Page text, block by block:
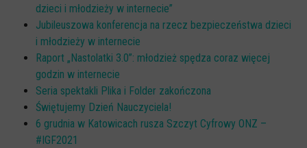
dzieci i młodzieży w internecie”
Jubileuszowa konferencja na rzecz bezpieczeństwa dzieci
i młodzieży w internecie
Raport „Nastolatki 3.0”: młodzież spędza coraz więcej
godzin w internecie
Seria spektakli Plika i Folder zakończona
Świętujemy Dzień Nauczyciela!
6 grudnia w Katowicach rusza Szczyt Cyfrowy ONZ –
#IGF2021
LARP o dezinformacji "Koryntia"
Gra karciana o deinformacji "Dezinfo"
Gra planszowa o cyberhigienie "Digital Brainiacs"
Kalambury z cyberhigieny "Cybermaster"
Kontakt